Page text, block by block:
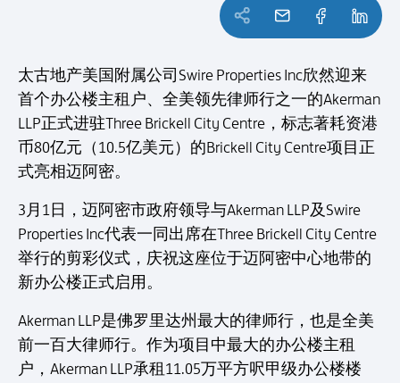
太古地产美国附属公司Swire Properties Inc欣然迎来
首个办公楼主租户、全美领先律师行之一的Akerman
LLP正式进驻Three Brickell City Centre，标志著耗资港
币80亿元（10.5亿美元）的Brickell City Centre项目正
式亮相迈阿密。
3月1日，迈阿密市政府领导与Akerman LLP及Swire
Properties Inc代表一同出席在Three Brickell City Centre
举行的剪彩仪式，庆祝这座位于迈阿密中心地带的
新办公楼正式启用。
Akerman LLP是佛罗里达州最大的律师行，也是全美
前一百大律师行。作为项目中最大的办公楼主租
户，Akerman LLP承租11.05万平方呎甲级办公楼楼